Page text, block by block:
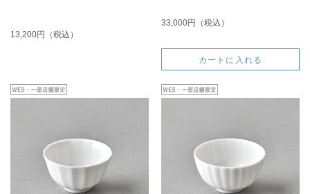
13,200円（税込）
33,000円（税込）
カートに入れる